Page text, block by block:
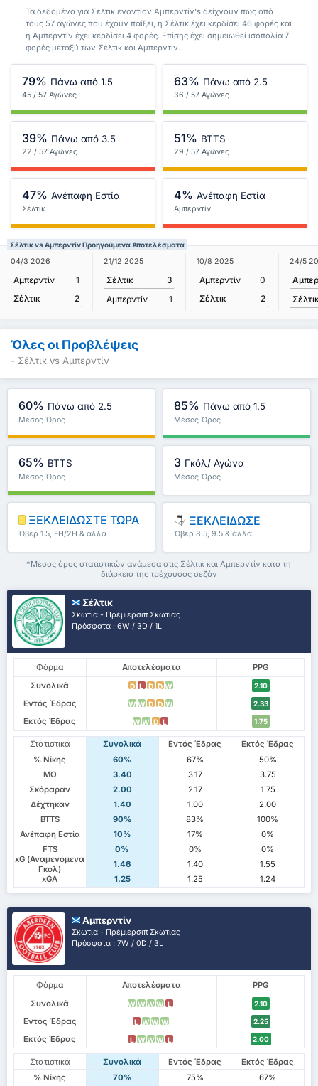
Τα δεδομένα για Σέλτικ εναντίον Αμπερντίν's δείχνουν πως από
τους 57 αγώνες που έχουν παίξει, η Σέλτικ έχει κερδίσει 46 φορές και
η Αμπερντίν έχει κερδίσει 4 φορές. Επίσης έχει σημειωθεί ισοπαλία 7
φορές μεταξύ των Σέλτικ και Αμπερντίν.
79% Πάνω από 1.5
45 / 57 Αγώνες
63% Πάνω από 2.5
36 / 57 Αγώνες
39% Πάνω από 3.5
22 / 57 Αγώνες
51% BTTS
29 / 57 Αγώνες
47% Ανέπαφη Εστία
Σέλτικ
4% Ανέπαφη Εστία
Αμπερντίν
Σέλτικ vs Αμπερντίν Προηγούμενα Αποτελέσματα
04/3 2026
Αμπερντίν
1
Σέλτικ
2
21/12 2025
Σέλτικ
3
Αμπερντίν
1
10/8 2025
Αμπερντίν
0
Σέλτικ
2
24/5
Όλες οι Προβλέψεις
- Σέλτικ vs Αμπερντίν
60% Πάνω από 2.5
Μέσος Όρος
85% Πάνω από 1.5
Μέσος Όρος
65% BTTS
Μέσος Όρος
3 Γκόλ/ Αγώνα
Μέσος Όρος
ΞΕΚΛΕΙΔΩΣΤΕ ΤΩΡΑ
Όβερ 1.5, FH/2H & άλλα
ΞΕΚΛΕΙΔΩΣΕ
Όβερ 8.5, 9.5 & άλλα
*Μέσος όρος στατιστικών ανάμεσα στις Σέλτικ και Αμπερντίν κατά τη
διάρκεια της τρέχουσας σεζόν
Σέλτικ
Σκωτία - Πρέμιερσιπ Σκωτίας
Πρόσφατα : 6W / 3D / 1L
Φόρμα Αποτελέσματα
PPG
Συνολικά
D L D D W 2.10
Εντός Έδρας W W D D W 2.33
Εκτός Έδρας W W D L 1.75
Στατιστικά Συνολικά Εντός Έδρας
Εκτός Έδρας
% Νίκης
60% 67%
50%
ΜΟ
3.40 3.17
3.75
Σκόραραν
2.00 2.17
1.75
Δέχτηκαν
1.40 1.00
2.00
BTTS
90% 83%
100%
Ανέπαφη Εστία
10% 17%
0%
FTS
0% 0%
0%
xG (Αναμενόμενα
Γκολ)
1.46 1.40
1.55
xGA
1.25 1.25 1.24
Αμπερντίν
Σκωτία - Πρέμιερσιπ Σκωτίας
Πρόσφατα : 7W / 0D / 3L
Φόρμα Αποτελέσματα
PPG
Συνολικά
W W W W L 2.10
Εντός Έδρας L W W W 2.25
Εκτός Έδρας L W W W L 2.00
Στατιστικά Συνολικά Εντός Έδρας
Εκτός Έδρας
% Νίκης
70% 75%
67%